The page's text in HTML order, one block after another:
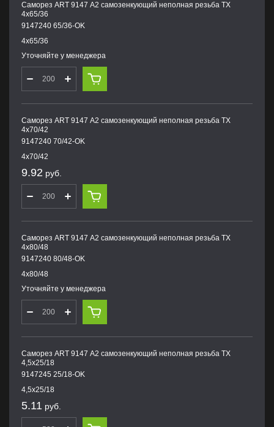
Саморез ART 9147 А2 самозенкующий неполная резьба TX
4х65/36
9147240 65/36-OK
4х65/36
Уточняйте у менеджера
Саморез ART 9147 А2 самозенкующий неполная резьба TX
4х70/42
9147240 70/42-OK
4х70/42
9.92 руб.
Саморез ART 9147 А2 самозенкующий неполная резьба TX
4х80/48
9147240 80/48-OK
4х80/48
Уточняйте у менеджера
Саморез ART 9147 А2 самозенкующий неполная резьба TX
4,5х25/18
9147245 25/18-OK
4,5х25/18
5.11 руб.